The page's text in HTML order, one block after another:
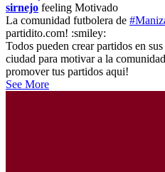
sirnejo feeling Motivado
La comunidad futbolera de
partidito.com! :smiley:
Todos pueden crear partidos en
ciudad para motivar a la
promover tus partidos aqui!
See More